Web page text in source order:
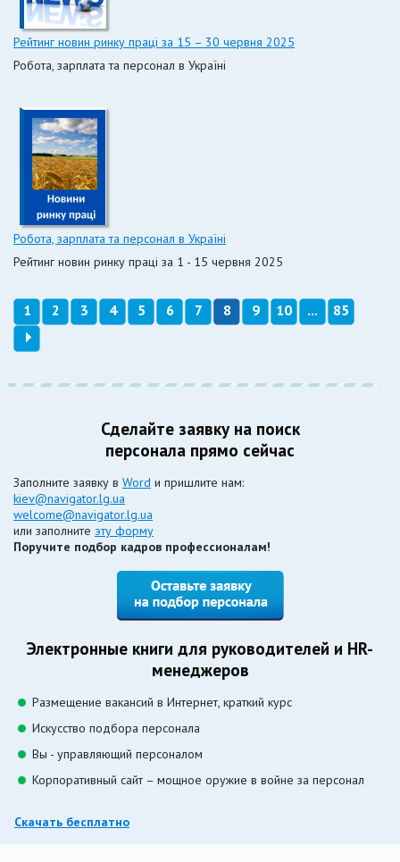
Рейтинг новин ринку праці за 15 – 30 червня 2025
Робота, зарплата та персонал в Україні
Робота, зарплата та персонал в Україні
Рейтинг новин ринку праці за 1 - 15 червня 2025
1 2 3 4 5 6 7 8 9 10 ... 85
Сделайте заявку на поиск
персонала прямо сейчас
Заполните заявку в Word и пришлите нам:
kiev@navigator.lg.ua
welcome@navigator.lg.ua
или заполните эту форму
Поручите подбор кадров профессионалам!
Электронные книги для руководителей и HR-
менеджеров
Размещение вакансий в Интернет, краткий курс
Искусство подбора персонала
Вы - управляющий персоналом
Корпоративный сайт – мощное оружие в войне за персонал
Скачать бесплатно